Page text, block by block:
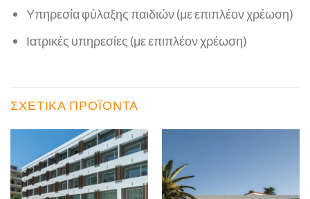
Υπηρεσία φύλαξης παιδιών (με επιπλέον χρέωση)
Ιατρικές υπηρεσίες (με επιπλέον χρέωση)
ΣΧΕΤΙΚΆ ΠΡΟΪΌΝΤΑ